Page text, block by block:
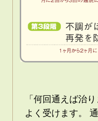
「何回通えば治
よく受けます。